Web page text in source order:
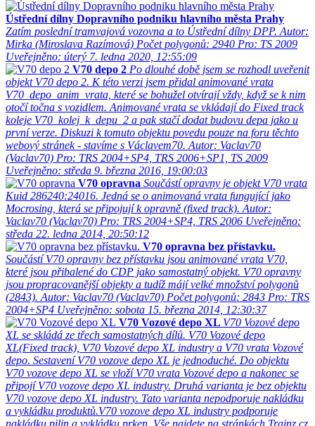
Ústřední dílny Dopravního podniku hlavního města Prahy
Zatím poslední tramvajová vozovna a to Ústřední dílny DPP. Autor:
Mirka (Miroslava Razímová) Počet polygonů: 2940 Pro: TS 2009
Uveřejněno: úterý 7. ledna 2020, 12:55:09
V70 depo 2 Po dlouhé době jsem se rozhodl uveřenit
objekt V70 depo 2. K této verzi jsem přidal animované vrata
V70_depo_anim_vrata, které se bohužel otvírají vždy, když se k nim
otočí točna s vozidlem. Animované vrata se vkládají do Fixed track
koleje V70_kolej_k_depu_2 a pak stačí dodat budovu depa jako u
první verze. Diskuzi k tomuto objektu povedu pouze na foru těchto
webový stránek - stavíme s Václavem70. Autor: Vaclav70
(Vaclav70) Pro: TRS 2004+SP4, TRS 2006+SP1, TS 2009
Uveřejněno: středa 9. března 2016, 19:00:03
V70 opravna Součástí opravny je objekt V70 vrata
Kuid 286240:24016. Jedná se o animovaná vrata fungující jako
Mocrosing, která se připojují k opravně (fixed track). Autor:
Vaclav70 (Vaclav70) Pro: TRS 2004+SP4, TRS 2006 Uveřejněno:
středa 22. ledna 2014, 20:50:12
V70 opravna bez přístavku.
Součástí V70 opravny bez přístavku jsou animované vrata V70,
které jsou přibalené do CDP jako samostatný objekt. V70 opravny
jsou propracovanější objekty a tudíž májí velké množství polygonů
(2843). Autor: Vaclav70 (Vaclav70) Počet polygonů: 2843 Pro: TRS
2004+SP4 Uveřejněno: sobota 15. března 2014, 12:30:37
V70 Vozové depo XL V70 Vozové depo
XL se skládá ze třech samostatných dílů. V70 Vozové depo
XL(Fixed track), V70 Vozové depo XL industry a V70 vrata Vozové
depo. Sestavení V70 vozove depo XL je jednoduché. Do objektu
V70 vozove depo XL se vloží V70 vrata Vozové depo a nakonec se
připojí V70 vozove depo XL industry. Druhá varianta je bez objektu
V70 vozove depo XL industry. Tato varianta nepodporuje nakládku
a vykládku produktů.V70 vozove depo XL industry podporuje
nakládku pilin a vykládku prken. Vše najdete na stránkách Trainz.cz